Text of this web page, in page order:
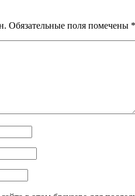
Обязательные поля помечены *